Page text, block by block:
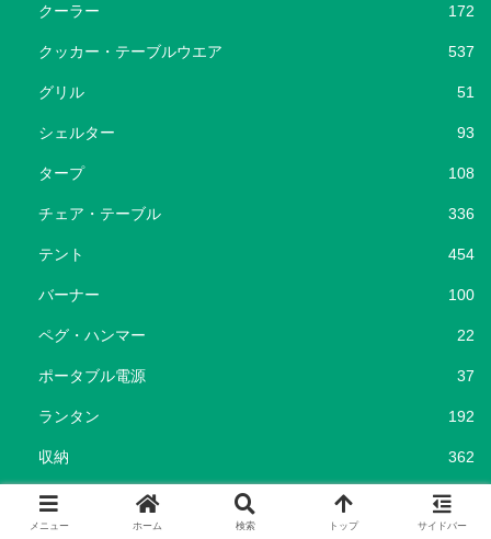
クーラー 172
クッカー・テーブルウエア 537
グリル 51
シェルター 93
タープ 108
チェア・テーブル 336
テント 454
バーナー 100
ペグ・ハンマー 22
ポータブル電源 37
ランタン 192
収納 362
寝袋・コット 215
メニュー ホーム 検索 トップ サイドバー